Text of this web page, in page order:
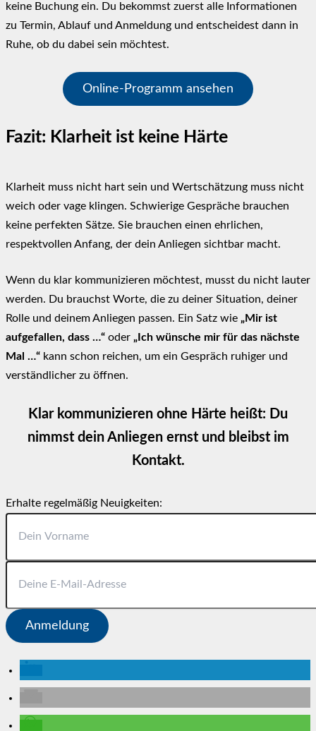
keine Buchung ein. Du bekommst zuerst alle Informationen
zu Termin, Ablauf und Anmeldung und entscheidest dann in
Ruhe, ob du dabei sein möchtest.
Online-Programm ansehen
Fazit: Klarheit ist keine Härte
Klarheit muss nicht hart sein und Wertschätzung muss nicht
weich oder vage klingen. Schwierige Gespräche brauchen
keine perfekten Sätze. Sie brauchen einen ehrlichen,
respektvollen Anfang, der dein Anliegen sichtbar macht.
Wenn du klar kommunizieren möchtest, musst du nicht lauter
werden. Du brauchst Worte, die zu deiner Situation, deiner
Rolle und deinem Anliegen passen. Ein Satz wie „Mir ist
aufgefallen, dass …“ oder „Ich wünsche mir für das nächste
Mal …“ kann schon reichen, um ein Gespräch ruhiger und
verständlicher zu öffnen.
Klar kommunizieren ohne Härte heißt: Du
nimmst dein Anliegen ernst und bleibst im
Kontakt.
Erhalte regelmäßig Neuigkeiten: